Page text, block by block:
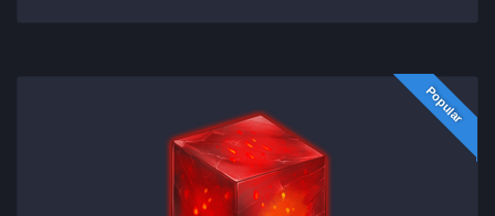
Popular